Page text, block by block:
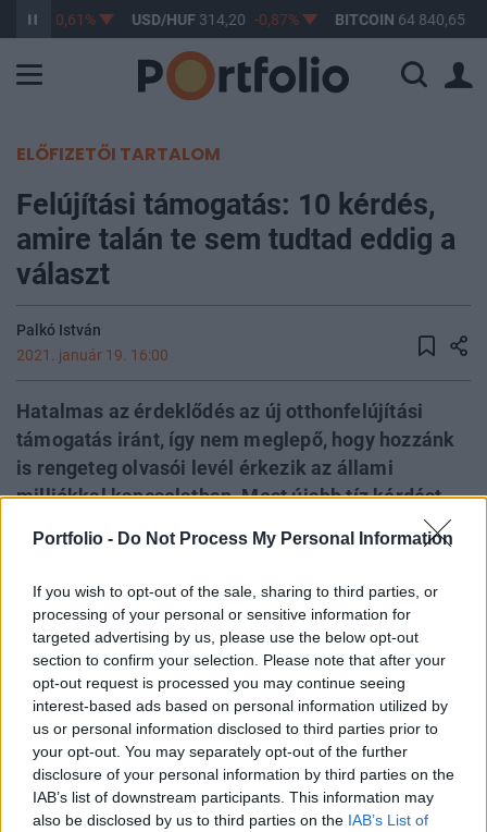
Portfolio - Do Not Process My Personal Information
If you wish to opt-out of the sale, sharing to third parties, or
processing of your personal or sensitive information for
targeted advertising by us, please use the below opt-out
section to confirm your selection. Please note that after your
opt-out request is processed you may continue seeing
interest-based ads based on personal information utilized by
us or personal information disclosed to third parties prior to
your opt-out. You may separately opt-out of the further
disclosure of your personal information by third parties on the
IAB’s list of downstream participants. This information may
also be disclosed by us to third parties on the IAB’s List of
-0,61% USD/HUF314,20 -0,87% BITCOIN 64 840,65
ELŐFIZETŐI TARTALOM
Felújítási támogatás: 10 kérdés,
amire talán te sem tudtad eddig a
választ
Palkó István
2021. január 19. 16:00
Hatalmas az érdeklődés az új otthonfelújítási
támogatás iránt, így nem meglepő, hogy hozzánk
is rengeteg olvasói levél érkezik az állami
milliókkal kapcsolatban. Most újabb tíz kérdést
válaszolunk meg a vonatkozó rendeletek és a
támogatást odaítélő Magyar Államkincstár
tájékoztatása alapján. Hitelfelvételhez a
Pénzcentrum kalkulátorát ajánljuk.
Property Investment Forum 2026A hazai ingatlanpiac
legnagyobb üzleti és networking találkozója! Idén a 22.
alkalommal!Információ és jelentkezésKorábbi tájékoztató
cikkeink itt olvashatók: Kapcsolódó cikkünk 2020. 11. 25.
Megjelentek a lakásfelújítási támogatás pontos részletei,
amelyekre nagyon sokan kíváncsiak 2020. 12. 06. 10
kérdés, 10 válasz az új lakásfelújítási...